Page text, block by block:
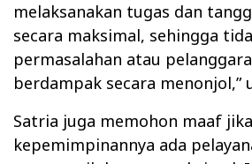
melaksanakan tugas dan
secara maksimal, sehingga
permasalahan atau
berdampak secara menonjol,”
Satria juga memohon maaf
kepemimpinannya ada